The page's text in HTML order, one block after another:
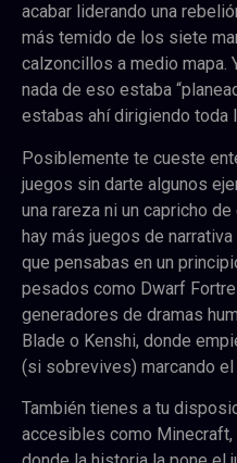
acabar liderando una
más temido de los siete
calzoncillos a medio mapa.
nada de eso estaba
estabas ahí dirigiendo toda
Posiblemente te cueste
juegos sin darte algunos
una rareza ni un capricho
hay más juegos de
que pensabas en un
pesados como Dwarf
generadores de dramas
Blade o Kenshi, donde
(si sobrevives) marcando
También tienes a tu
accesibles como Minecraft,